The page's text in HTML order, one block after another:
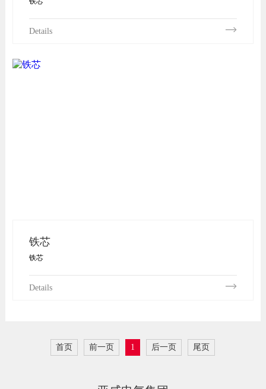
Details
铁芯
铁芯
Details
首页 前一页 1 后一页 尾页